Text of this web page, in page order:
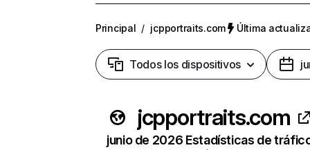
Principal / jcpportraits.com Última
Todos los dispositivos
jcpportraits.com
junio de 2026 Estadísticas de